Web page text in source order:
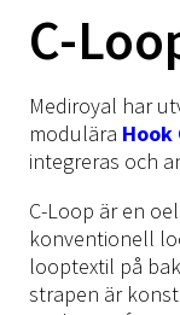
C-
Mediroyal har
modulära Hook
integreras och
C-Loop är en
konventionell
looptextil på
strapen är